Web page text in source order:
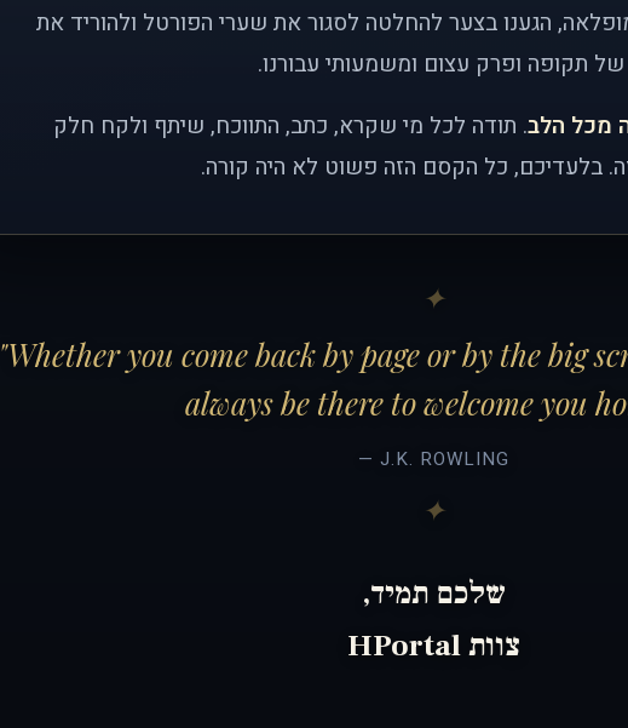
הגענו בצער להחלטה לסגור את שערי הפורטל ולהוריד את
תקופה ופרק עצום ומשמעותי עבורנו.
מכל הלב. תודה לכל מי שקרא, כתב, התווכח, שיתף ולקח חלק
בלעדיכם, כל הקסם הזה פשוט לא היה קורה.
"Whether you come back by page or by the big
always be there to welcome you
— J.K. ROWLING
שלכם תמיד,
צוות HPortal